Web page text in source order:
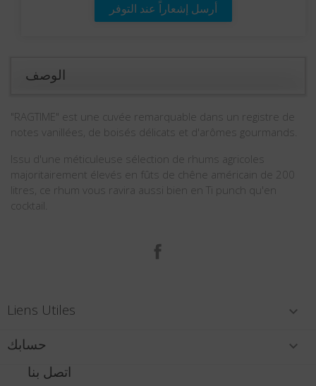
أرسل إشعاراً عند التوفر
الوصف
"RAGTIME" est une cuvée remarquable dans un registre de
notes vanillées, de boisés délicats et d'arômes gourmands.
Issu d'une méticuleuse sélection de rhums agricoles
majoritairement élevés en fûts de chêne américain de 200
litres, ce rhum vous ravira aussi bien en Ti punch qu'en
cocktail.
Liens Utiles 
حسابك 
اتصل بنا